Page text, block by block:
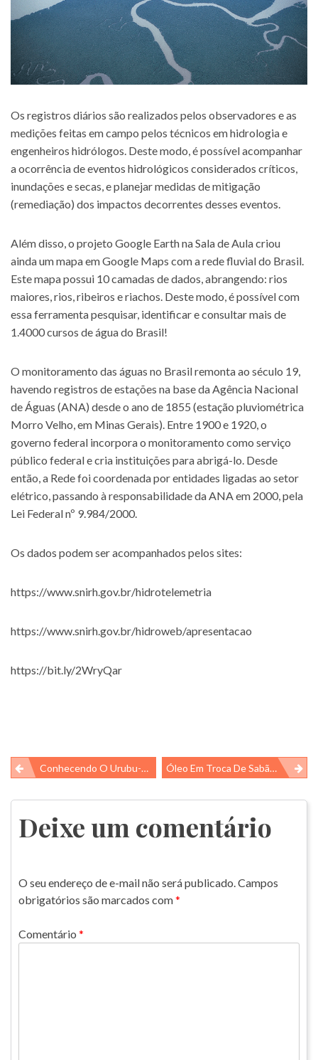
Os registros diários são realizados pelos observadores e as
medições feitas em campo pelos técnicos em hidrologia e
engenheiros hidrólogos. Deste modo, é possível acompanhar
a ocorrência de eventos hidrológicos considerados críticos,
inundações e secas, e planejar medidas de mitigação
(remediação) dos impactos decorrentes desses eventos.
Além disso, o projeto Google Earth na Sala de Aula criou
ainda um mapa em Google Maps com a rede fluvial do Brasil.
Este mapa possui 10 camadas de dados, abrangendo: rios
maiores, rios, ribeiros e riachos. Deste modo, é possível com
essa ferramenta pesquisar, identificar e consultar mais de
1.4000 cursos de água do Brasil!
O monitoramento das águas no Brasil remonta ao século 19,
havendo registros de estações na base da Agência Nacional
de Águas (ANA) desde o ano de 1855 (estação pluviométrica
Morro Velho, em Minas Gerais). Entre 1900 e 1920, o
governo federal incorpora o monitoramento como serviço
público federal e cria instituições para abrigá-lo. Desde
então, a Rede foi coordenada por entidades ligadas ao setor
elétrico, passando à responsabilidade da ANA em 2000, pela
Lei Federal nº 9.984/2000.
Os dados podem ser acompanhados pelos sites:
https://www.snirh.gov.br/hidrotelemetria
https://www.snirh.gov.br/hidroweb/apresentacao
https://bit.ly/2WryQar
Navegação
de
Post
Conhecendo O Urubu-De-Cabeça-Preta (Coragyps Atratus) Óleo Em Troca De Sabão!
Deixe um comentário
O seu endereço de e-mail não será publicado.Campos
obrigatórios são marcados com*
Comentário *